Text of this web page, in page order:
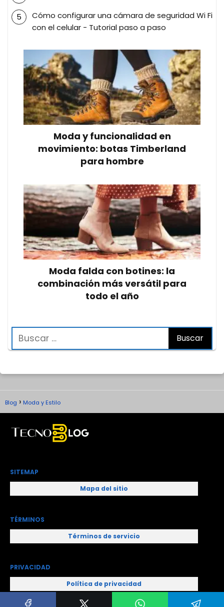
Cómo configurar una cámara de seguridad Wi Fi
con el celular - Tutorial paso a paso
Moda y funcionalidad en
movimiento: botas Timberland
para hombre
Moda falda con botines: la
combinación más versátil para
todo el año
Blog Moda y Estilo
SITEMAP
Mapa del sitio
TÉRMINOS
Términos de servicio
PRIVACIDAD
Política de privacidad